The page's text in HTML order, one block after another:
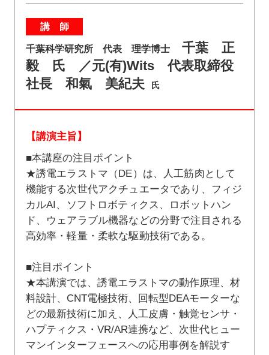
講 師
千葉科学研究所 代表 理学博士
千葉 正
毅 氏 ／元(有)Wits 代表取締役
社長 和氣 美紀夫
氏
【講演主旨】
■本講座の注目ポイント
★誘電エラストマ（DE）は、人工筋肉として
機能する次世代アクチュエータであり、フィジ
カルAI、ソフトロボティクス、ロボットハン
ド、ウェアラブル機器などの分野で注目される
高効率・軽量・柔軟な駆動技術である。
■注目ポイント
★本講演では、誘電エラストマの動作原理、材
料設計、CNT電極技術、回転型DEAモーターな
どの最新技術に加え、人工皮膚・触覚センサ・
ハプティクス・VR/AR連携など、次世代ヒュー
マンインターフェースへの応用事例を解説す